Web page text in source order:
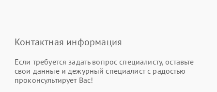
Контактная информация
Если требуется задать вопрос специалисту, оставьте
свои данные и дежурный специалист с радостью
проконсультирует Вас!